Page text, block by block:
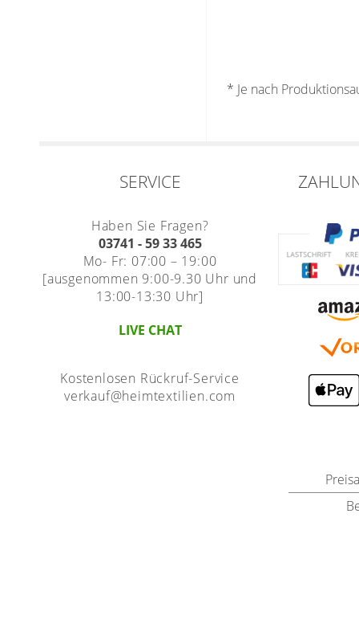
* Je nach
SERVICE
Haben Sie Fragen?
03741 - 59 33 465
Mo- Fr: 07:00 – 19:00
[ausgenommen 9:00-9.30 Uhr und
13:00-13:30 Uhr]
LIVE CHAT
Kostenlosen Rückruf-Service
verkauf@heimtextilien.com